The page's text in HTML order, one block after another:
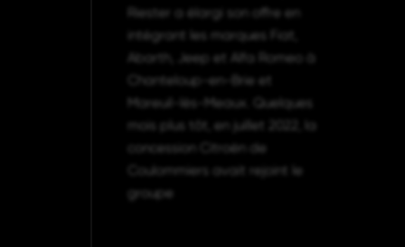
Riester a élargi son offre en
intégrant les marques Fiat,
Abarth, Jeep et Alfa Romeo à
Chanteloup-en-Brie et
Mareuil-lès-Meaux. Quelques
mois plus tôt, en juillet 2022, la
concession Citroën de
Coulommiers avait rejoint le
groupe